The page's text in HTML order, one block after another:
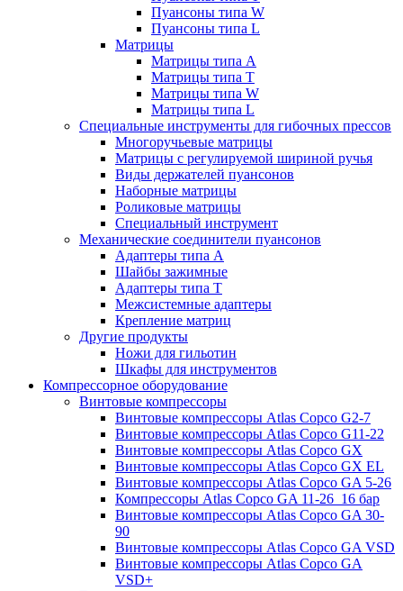
Пуансоны типа W
Пуансоны типа L
Матрицы
Матрицы типа A
Матрицы типа T
Матрицы типа W
Матрицы типа L
Специальные инструменты для гибочных прессов
Многоручьевые матрицы
Матрицы с регулируемой шириной ручья
Виды держателей пуансонов
Наборные матрицы
Роликовые матрицы
Специальный инструмент
Механические соединители пуансонов
Адаптеры типа A
Шайбы зажимные
Адаптеры типа T
Межсистемные адаптеры
Крепление матриц
Другие продукты
Ножи для гильотин
Шкафы для инструментов
Компрессорное оборудование
Винтовые компрессоры
Винтовые компрессоры Atlas Copco G2-7
Винтовые компрессоры Atlas Copco G11-22
Винтовые компрессоры Atlas Copco GX
Винтовые компрессоры Atlas Copco GX EL
Винтовые компрессоры Atlas Copco GA 5-26
Компрессоры Atlas Copco GA 11-26_16 бар
Винтовые компрессоры Atlas Copco GA 30-
90
Винтовые компрессоры Atlas Copco GA VSD
Винтовые компрессоры Atlas Copco GA
VSD+